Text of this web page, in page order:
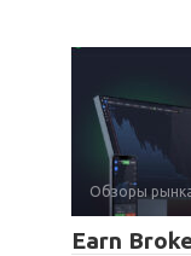
Обзоры
Earn